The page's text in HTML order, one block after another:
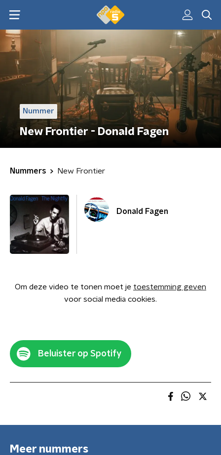
Nummer
New Frontier - Donald Fagen
Nummers New Frontier
Donald Fagen
Om deze video te tonen moet je toestemming geven
voor social media cookies.
Beluister op Spotify
Meer nummers